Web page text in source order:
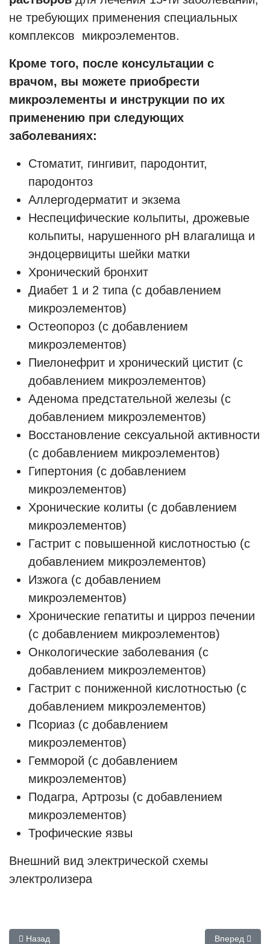
не требующих применения специальных
комплексов микроэлементов.
Кроме того, после консультации с
врачом, вы можете приобрести
микроэлементы и инструкции по их
применению при следующих
заболеваниях:
Стоматит, гингивит, пародонтит,
пародонтоз
Аллергодерматит и экзема
Неспецифические кольпиты, дрожевые
кольпиты, нарушенного рН влагалища и
эндоцервициты шейки матки
Хронический бронхит
Диабет 1 и 2 типа (с добавлением
микроэлементов)
Остеопороз (с добавлением
микроэлементов)
Пиелонефрит и хронический цистит (с
добавлением микроэлементов)
Аденома предстательной железы (с
добавлением микроэлементов)
Восстановление сексуальной активности
(с добавлением микроэлементов)
Гипертония (с добавлением
микроэлементов)
Хронические колиты (с добавлением
микроэлементов)
Гастрит с повышенной кислотностью (с
добавлением микроэлементов)
Изжога (с добавлением
микроэлементов)
Хронические гепатиты и цирроз печении
(с добавлением микроэлементов)
Онкологические заболевания (с
добавлением микроэлементов)
Гастрит с пониженной кислотностью (с
добавлением микроэлементов)
Псориаз (с добавлением
микроэлементов)
Гемморой (с добавлением
микроэлементов)
Подагра, Артрозы (с добавлением
микроэлементов)
Трофические язвы
Внешний вид электрической схемы
электролизера
Предыдущий: Минерализатор и ионизатор Ашбах после
Назад Следующий:
Вперед